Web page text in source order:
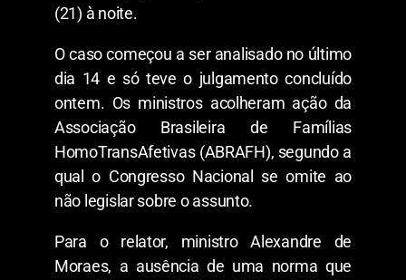
(21) à noite.
O caso começou a ser analisado no último
dia 14 e só teve o julgamento concluído
ontem. Os ministros acolheram ação da
Associação Brasileira de Famílias
HomoTransAfetivas (ABRAFH), segundo a
qual o Congresso Nacional se omite ao
não legislar sobre o assunto.
Para o relator, ministro Alexandre de
Moraes, a ausência de uma norma que